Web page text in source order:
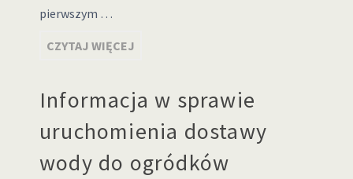
pierwszym …
CZYTAJ WIĘCEJ
Informacja w sprawie
uruchomienia dostawy
wody do ogródków